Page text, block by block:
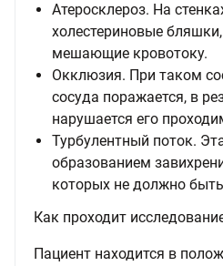
Атеросклероз. На
холестериновые
мешающие кровотоку.
Окклюзия. При таком
сосуда поражается, в
нарушается его
Турбулентный поток.
образованием
которых не должно
Как проходит
Пациент находится в